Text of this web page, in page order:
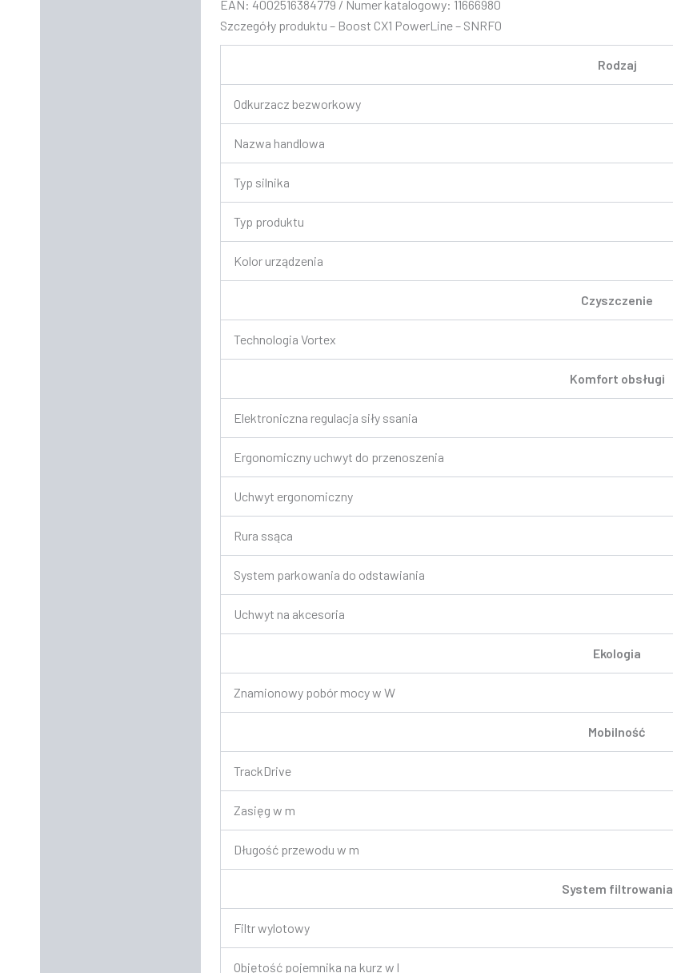
EAN: 4002516384779 / Numer katalogowy: 11666980
Szczegóły produktu – Boost CX1 PowerLine – SNRF0
Rodzaj
Odkurzacz bezworkowy
Nazwa handlowa
Typ silnika
Typ produktu
Kolor urządzenia
Czyszczenie
Technologia Vortex
Komfort obsługi
Elektroniczna regulacja siły ssania
Ergonomiczny uchwyt do przenoszenia
Uchwyt ergonomiczny
Rura ssąca
System parkowania do odstawiania
Uchwyt na akcesoria
Ekologia
Znamionowy pobór mocy w W
Mobilność
TrackDrive
Zasięg w m
Długość przewodu w m
System filtrowania
Filtr wylotowy
Objętość pojemnika na kurz w l